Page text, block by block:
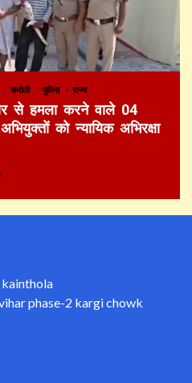
चमोली पुलिस राज्य
से हमला करने वाले 04
को न्यायिक अभिरक्षा
phase-2 kargi chowk